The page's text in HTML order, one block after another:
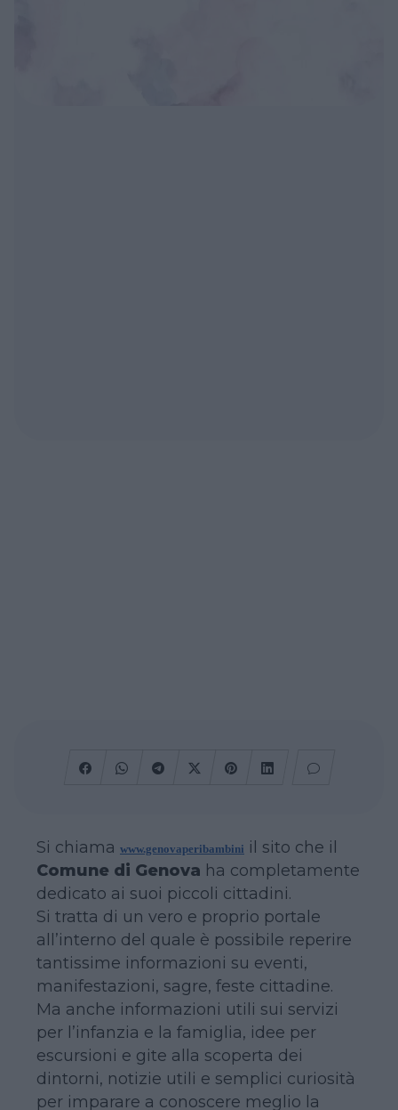
Si chiama www.genovaperibambini il sito che il
Comune di Genova ha completamente
dedicato ai suoi piccoli cittadini.
Si tratta di un vero e proprio portale
all’interno del quale è possibile reperire
tantissime informazioni su eventi,
manifestazioni, sagre, feste cittadine.
Ma anche informazioni utili sui servizi
per l’infanzia e la famiglia, idee per
escursioni e gite alla scoperta dei
dintorni, notizie utili e semplici curiosità
per imparare a conoscere meglio la